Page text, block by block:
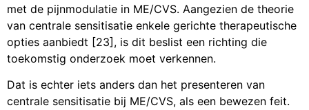
met de pijnmodulatie in ME/CVS. Aangezien de theorie
van centrale sensitisatie enkele gerichte therapeutische
opties aanbiedt [23], is dit beslist een richting die
toekomstig onderzoek moet verkennen.
Dat is echter iets anders dan het presenteren van
centrale sensitisatie bij ME/CVS, als een bewezen feit.